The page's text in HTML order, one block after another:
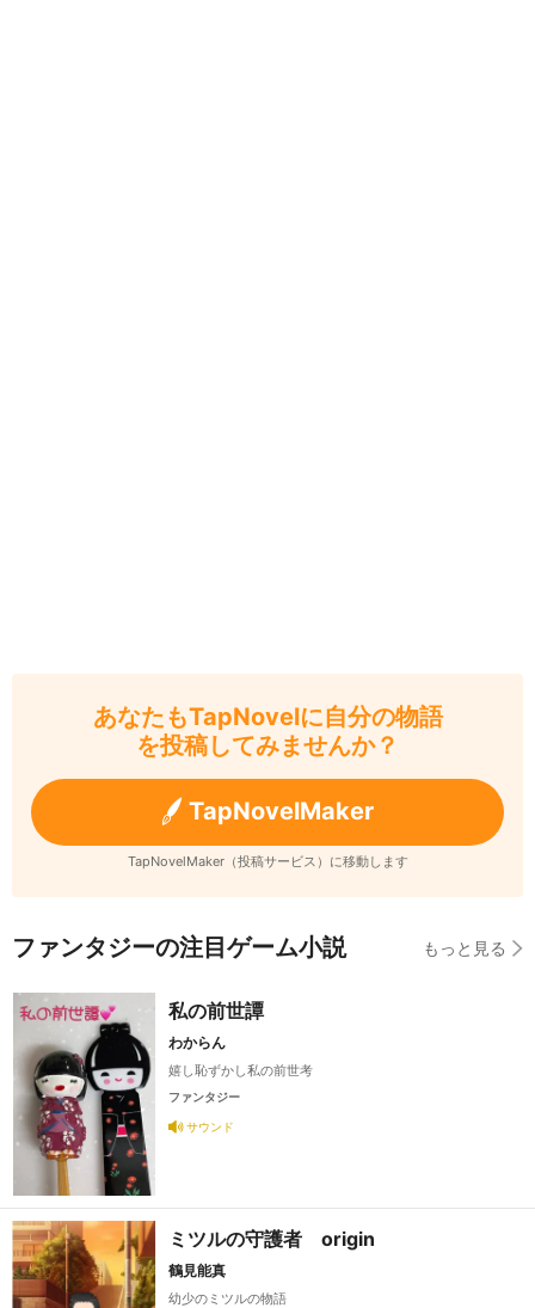
あなたもTapNovelに自分の物語
を投稿してみませんか？
TapNovelMaker
TapNovelMaker（投稿サービス）に移動します
ファンタジーの注目ゲーム小説 もっと見る
私の前世譚
わからん
嬉し恥ずかし私の前世考
ファンタジー
サウンド
ミツルの守護者 origin
鶴見能真
幼少のミツルの物語